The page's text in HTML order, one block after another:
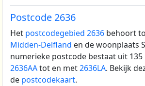
Postcode 2636
Het postcodegebied 2636 behoort
Midden-Delfland en de woonplaats
numerieke postcode bestaat uit 135
2636AAtot en met2636LA. Bekijk
de postcodekaart.